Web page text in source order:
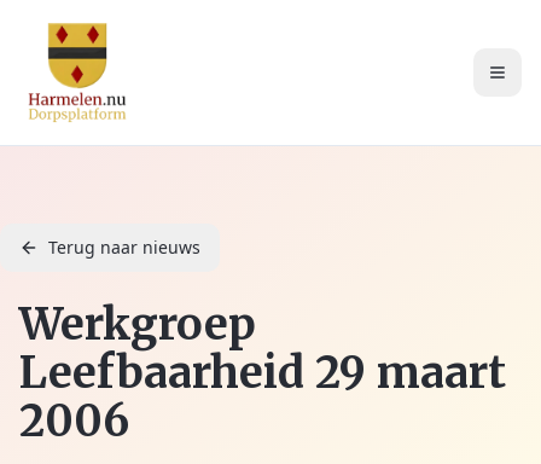
Terug naar nieuws
Werkgroep
Leefbaarheid 29 maart
2006